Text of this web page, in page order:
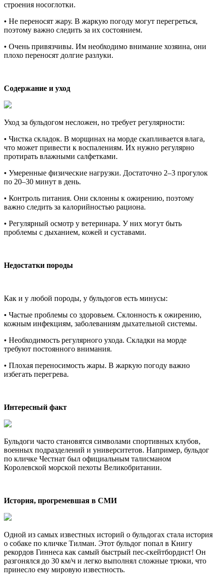
строения носоглотки.
• Не переносят жару. В жаркую погоду могут перегреться,
поэтому важно следить за их состоянием.
• Очень привязчивы. Им необходимо внимание хозяина, они
плохо переносят долгие разлуки.
Содержание и уход
Уход за бульдогом несложен, но требует регулярности:
• Чистка складок. В морщинах на морде скапливается влага,
что может привести к воспалениям. Их нужно регулярно
протирать влажными салфетками.
• Умеренные физические нагрузки. Достаточно 2–3 прогулок
по 20–30 минут в день.
• Контроль питания. Они склонны к ожирению, поэтому
важно следить за калорийностью рациона.
• Регулярный осмотр у ветеринара. У них могут быть
проблемы с дыханием, кожей и суставами.
Недостатки породы
Как и у любой породы, у бульдогов есть минусы:
• Частые проблемы со здоровьем. Склонность к ожирению,
кожным инфекциям, заболеваниям дыхательной системы.
• Необходимость регулярного ухода. Складки на морде
требуют постоянного внимания.
• Плохая переносимость жары. В жаркую погоду важно
избегать перегрева.
Интересный факт
Бульдоги часто становятся символами спортивных клубов,
военных подразделений и университетов. Например, бульдог
по кличке Честнат был официальным талисманом
Королевской морской пехоты Великобритании.
История, прогремевшая в СМИ
Одной из самых известных историй о бульдогах стала история
о собаке по кличке Тилман. Этот бульдог попал в Книгу
рекордов Гиннеса как самый быстрый пес-скейтбордист! Он
разгонялся до 30 км/ч и легко выполнял сложные трюки, что
принесло ему мировую известность.